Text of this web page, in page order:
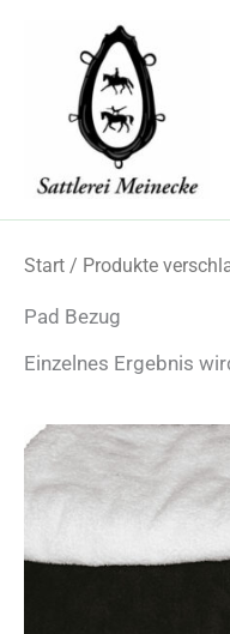
Start / Produkte
Pad Bezug
Einzelnes Ergebnis